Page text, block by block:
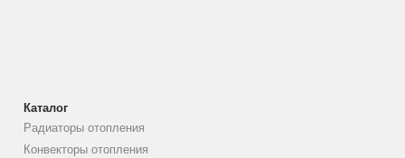
Каталог
Радиаторы отопления
Конвекторы отопления